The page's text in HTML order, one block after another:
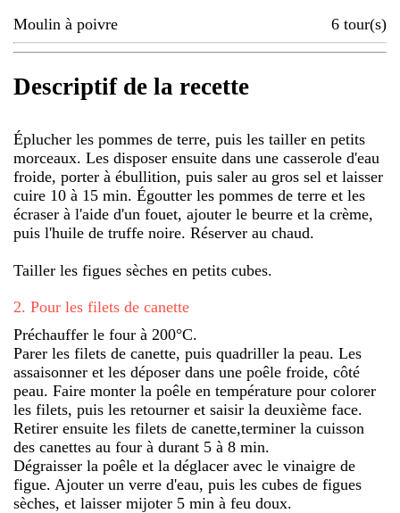
Moulin à poivre 6 tour(s)
Descriptif de la recette
Éplucher les pommes de terre, puis les tailler en petits
morceaux. Les disposer ensuite dans une casserole d'eau
froide, porter à ébullition, puis saler au gros sel et laisser
cuire 10 à 15 min. Égoutter les pommes de terre et les
écraser à l'aide d'un fouet, ajouter le beurre et la crème,
puis l'huile de truffe noire. Réserver au chaud.
Tailler les figues sèches en petits cubes.
2. Pour les filets de canette
Préchauffer le four à 200°C.
Parer les filets de canette, puis quadriller la peau. Les
assaisonner et les déposer dans une poêle froide, côté
peau. Faire monter la poêle en température pour colorer
les filets, puis les retourner et saisir la deuxième face.
Retirer ensuite les filets de canette,terminer la cuisson
des canettes au four à durant 5 à 8 min.
Dégraisser la poêle et la déglacer avec le vinaigre de
figue. Ajouter un verre d'eau, puis les cubes de figues
sèches, et laisser mijoter 5 min à feu doux.